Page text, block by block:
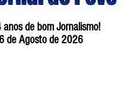
anos de bom Jornalismo!
de Agosto de 2026